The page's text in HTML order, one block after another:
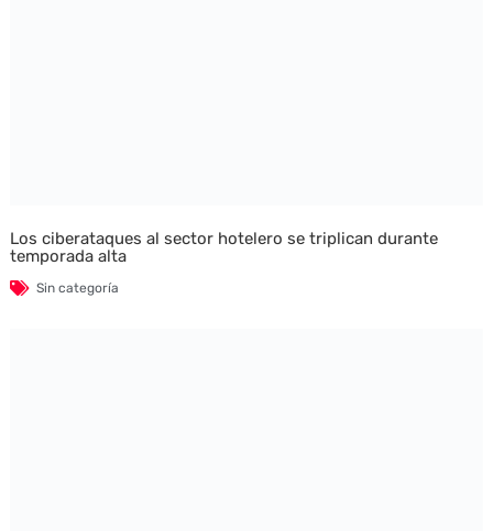
Los ciberataques al sector hotelero se triplican durante
temporada alta
Sin categoría